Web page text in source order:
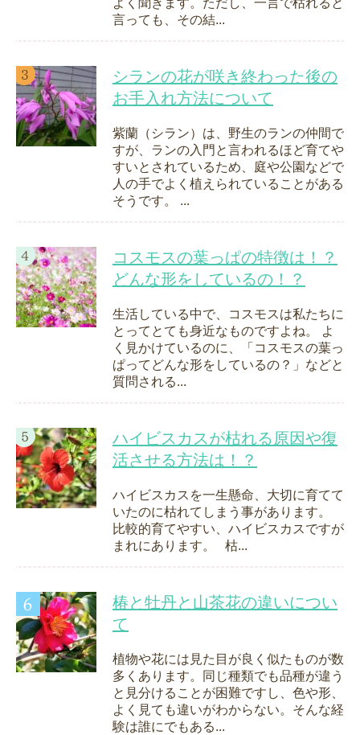
よく聞きます。ただし、一言で枯れると
言っても、その結...
シランの花が咲き終わった後の
お手入れ方法について
紫蘭（シラン）は、野生のランの仲間で
すが、ランの入門と言われるほど育てや
すいとされているため、庭や公園などで
人の手でよく植えられていることがある
そうです。 ...
コスモスの葉っぱの特徴は！？
どんな形をしているの！？
生活している中で、コスモスは私たちに
とってとても身近なものですよね。 よ
く見かけているのに、「コスモスの葉っ
ぱってどんな形をしているの？」などと
質問される...
ハイビスカスが枯れる原因や復
活させる方法は！？
ハイビスカスを一生懸命、大切に育てて
いたのに枯れてしまう事があります。
比較的育てやすい、ハイビスカスですが
まれにあります。 枯...
椿と牡丹と山茶花の違いについ
て
植物や花には見た目が良く似たものが数
多くあります。同じ種類でも品種が違う
と見分けることが困難ですし、色や形、
よく見ても違いがわからない。そんな経
験は誰にでもある...